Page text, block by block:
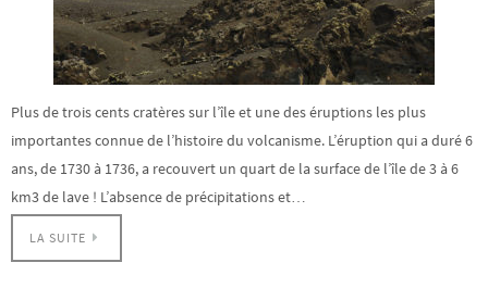
Plus de trois cents cratères sur l’île et une des éruptions les plus
importantes connue de l’histoire du volcanisme. L’éruption qui a duré 6
ans, de 1730 à 1736, a recouvert un quart de la surface de l’île de 3 à 6
km3 de lave ! L’absence de précipitations et…
LA SUITE